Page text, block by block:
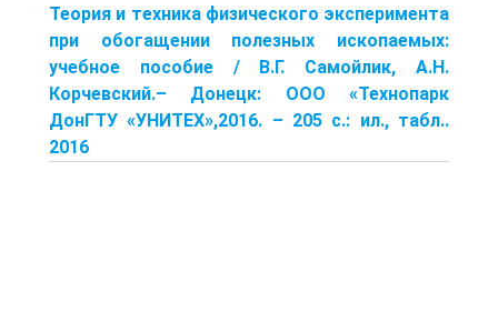
Теория и техника физического эксперимента
при обогащении полезных ископаемых:
учебное пособие / В.Г. Самойлик, А.Н.
Корчевский.– Донецк: ООО «Технопарк
ДонГТУ «УНИТЕХ»,2016. – 205 с.: ил., табл..
2016